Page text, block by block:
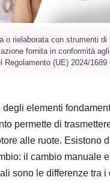
o rielaborata con strumenti di
fornita in conformità
Regolamento (UE) 2024/1689
degli elementi
permette di
alle ruote. Esistono
il cambio manuale
sono le differenze tra i